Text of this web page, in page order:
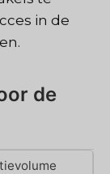
in de
de